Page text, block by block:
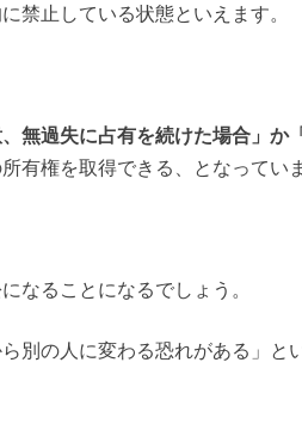
禁止している状態といえます。
無過失に占有を続けた場合」か
有権を取得できる、となってい
なることになるでしょう。
別の人に変わる恐れがある」と